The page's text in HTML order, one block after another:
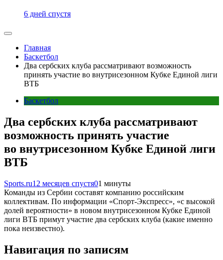
6 дней спустя
Главная
Баскетбол
Два сербских клуба рассматривают возможность
принять участие во внутрисезонном Кубке Единой лиги
ВТБ
Баскетбол
Два сербских клуба рассматривают
возможность принять участие
во внутрисезонном Кубке Единой лиги
ВТБ
Sports.ru12 месяцев спустя01 минуты
Команды из Сербии составят компанию российским
коллективам. По информации «Спорт-Экспресс», «с высокой
долей вероятности» в новом внутрисезонном Кубке Единой
лиги ВТБ примут участие два сербских клуба (какие именно
пока неизвестно).
Навигация по записям